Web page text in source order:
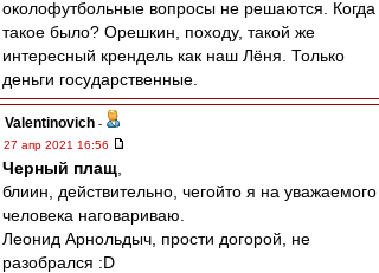
околофутбольные вопросы не решаются. Когда
такое было? Орешкин, походу, такой же
интересный крендель как наш Лёня. Только
деньги государственные.
Valentinovich -
27 апр 2021 16:56
Черный плащ
блиин, действительно, чегойто я на уважаемого
человека наговариваю.
Леонид Арнольдыч, прости догорой, не
разобрался :D